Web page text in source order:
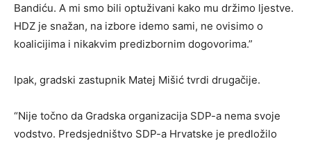
Bandiću. A mi smo bili optuživani kako mu držimo ljestve.
HDZ je snažan, na izbore idemo sami, ne ovisimo o
koalicijima i nikakvim predizbornim dogovorima.”
Ipak, gradski zastupnik Matej Mišić tvrdi drugačije.
“Nije točno da Gradska organizacija SDP-a nema svoje
vodstvo. Predsjedništvo SDP-a Hrvatske je predložilo